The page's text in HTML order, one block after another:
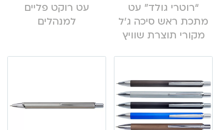
“רוטרי גולד” עט
מתכת ראש סיכה ג’ל
מקורי תוצרת שוויץ
עט רוקט פליים
למנהלים